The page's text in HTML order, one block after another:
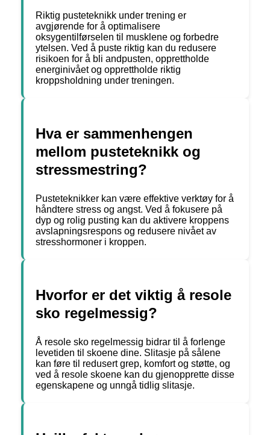
Riktig pusteteknikk under trening er
avgjørende for å optimalisere
oksygentilførselen til musklene og forbedre
ytelsen. Ved å puste riktig kan du redusere
risikoen for å bli andpusten, opprettholde
energinivået og opprettholde riktig
kroppsholdning under treningen.
Hva er sammenhengen
mellom pusteteknikk og
stressmestring?
Pusteteknikker kan være effektive verktøy for å
håndtere stress og angst. Ved å fokusere på
dyp og rolig pusting kan du aktivere kroppens
avslapningsrespons og redusere nivået av
stresshormoner i kroppen.
Hvorfor er det viktig å resole
sko regelmessig?
Å resole sko regelmessig bidrar til å forlenge
levetiden til skoene dine. Slitasje på sålene
kan føre til redusert grep, komfort og støtte, og
ved å resole skoene kan du gjenopprette disse
egenskapene og unngå tidlig slitasje.